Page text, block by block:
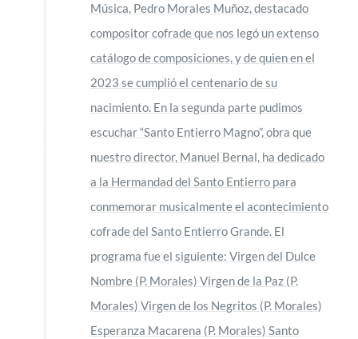
Música, Pedro Morales Muñoz, destacado
compositor cofrade que nos legó un extenso
catálogo de composiciones, y de quien en el
2023 se cumplió el centenario de su
nacimiento. En la segunda parte pudimos
escuchar “Santo Entierro Magno”, obra que
nuestro director, Manuel Bernal, ha dedicado
a la Hermandad del Santo Entierro para
conmemorar musicalmente el acontecimiento
cofrade del Santo Entierro Grande. El
programa fue el siguiente: Virgen del Dulce
Nombre (P. Morales) Virgen de la Paz (P.
Morales) Virgen de los Negritos (P. Morales)
Esperanza Macarena (P. Morales) Santo